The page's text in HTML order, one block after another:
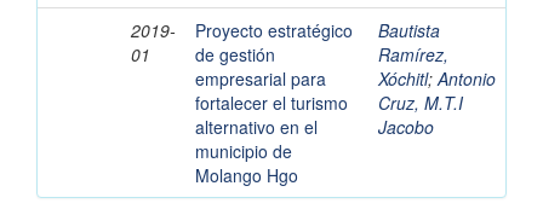
2019-
01
Proyecto estratégico
de gestión
empresarial para
fortalecer el turismo
alternativo en el
municipio de
Molango Hgo
Bautista
Ramírez,
Xóchitl;Antonio
Cruz, M.T.I
Jacobo